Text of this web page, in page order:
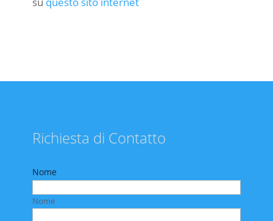
Richiesta di Contatto
Nome
Nome